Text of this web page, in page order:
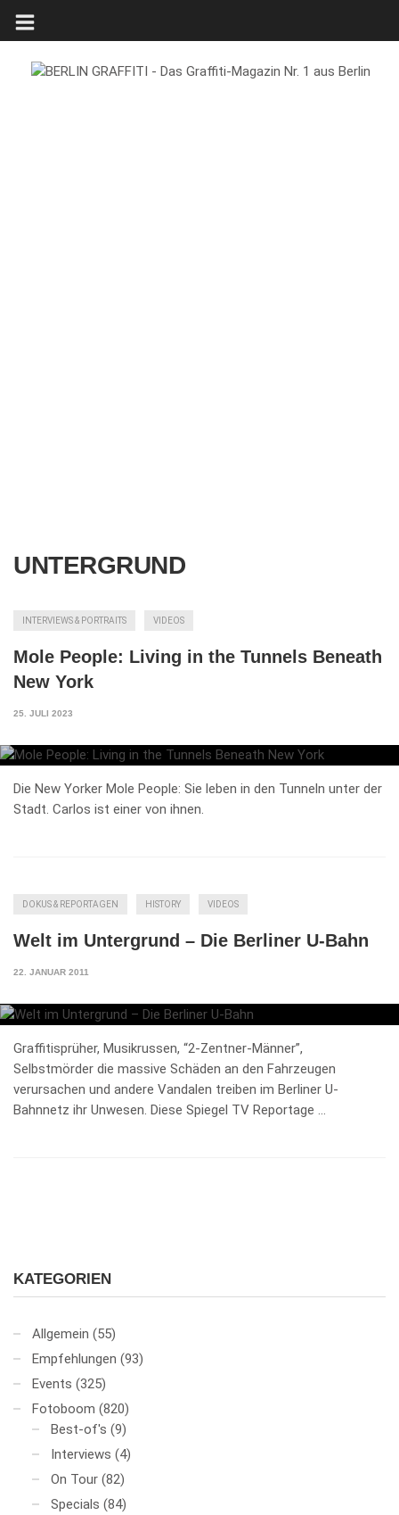
UNTERGRUND
INTERVIEWS & PORTRAITS VIDEOS
Mole People: Living in the Tunnels Beneath
New York
25. JULI 2023
Die New Yorker Mole People: Sie leben in den Tunneln unter der
Stadt. Carlos ist einer von ihnen.
DOKUS & REPORTAGEN HISTORY VIDEOS
Welt im Untergrund – Die Berliner U-Bahn
22. JANUAR 2011
Graffitisprüher, Musikrussen, “2-Zentner-Männer”,
Selbstmörder die massive Schäden an den Fahrzeugen
verursachen und andere Vandalen treiben im Berliner U-
Bahnnetz ihr Unwesen. Diese Spiegel TV Reportage …
KATEGORIEN
Allgemein (55)
Empfehlungen (93)
Events (325)
Fotoboom (820)
Best-of's (9)
Interviews (4)
On Tour (82)
Specials (84)